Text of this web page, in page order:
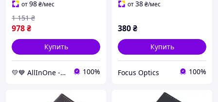
GRANDE PELLE 16751
Слава ЗСУ AllInOne
от98₴/мес
978₴
1 151 ₴
Купить
💛💙 AllInOne - находи все необходимое в одном магазине! 100%
от38₴/мес
380₴
Купить
Focus Optics 100%